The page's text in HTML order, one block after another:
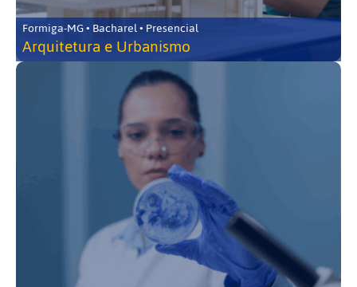
Formiga-MG • Bacharel • Presencial
Arquitetura e Urbanismo